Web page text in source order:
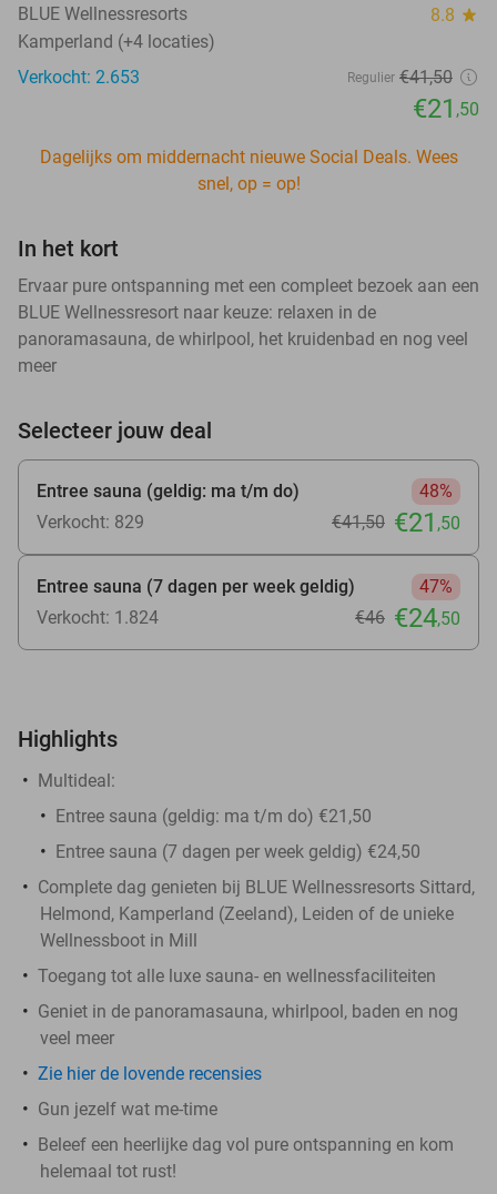
BLUE Wellnessresorts 8.8 star
Kamperland (+4 locaties)
Verkocht: 2.653
Regulier €41,50
€21 ,50
Dagelijks om middernacht nieuwe Social Deals. Wees
snel, op = op!
In het kort
Ervaar pure ontspanning met een compleet bezoek aan een
BLUE Wellnessresort naar keuze: relaxen in de
panoramasauna, de whirlpool, het kruidenbad en nog veel
meer
Selecteer jouw deal
Entree sauna (geldig: ma t/m do)
48%
Verkocht: 829
€41,50 €21 ,50
Entree sauna (7 dagen per week geldig)
47%
Verkocht: 1.824
€46 €24,50
Highlights
Multideal:
Entree sauna (geldig: ma t/m do) €21,50
Entree sauna (7 dagen per week geldig) €24,50
Complete dag genieten bij BLUE Wellnessresorts Sittard,
Helmond, Kamperland (Zeeland), Leiden of de unieke
Wellnessboot in Mill
Toegang tot alle luxe sauna- en wellnessfaciliteiten
Geniet in de panoramasauna, whirlpool, baden en nog
veel meer
Zie hier de lovende recensies
Gun jezelf wat me-time
Beleef een heerlijke dag vol pure ontspanning en kom
helemaal tot rust!